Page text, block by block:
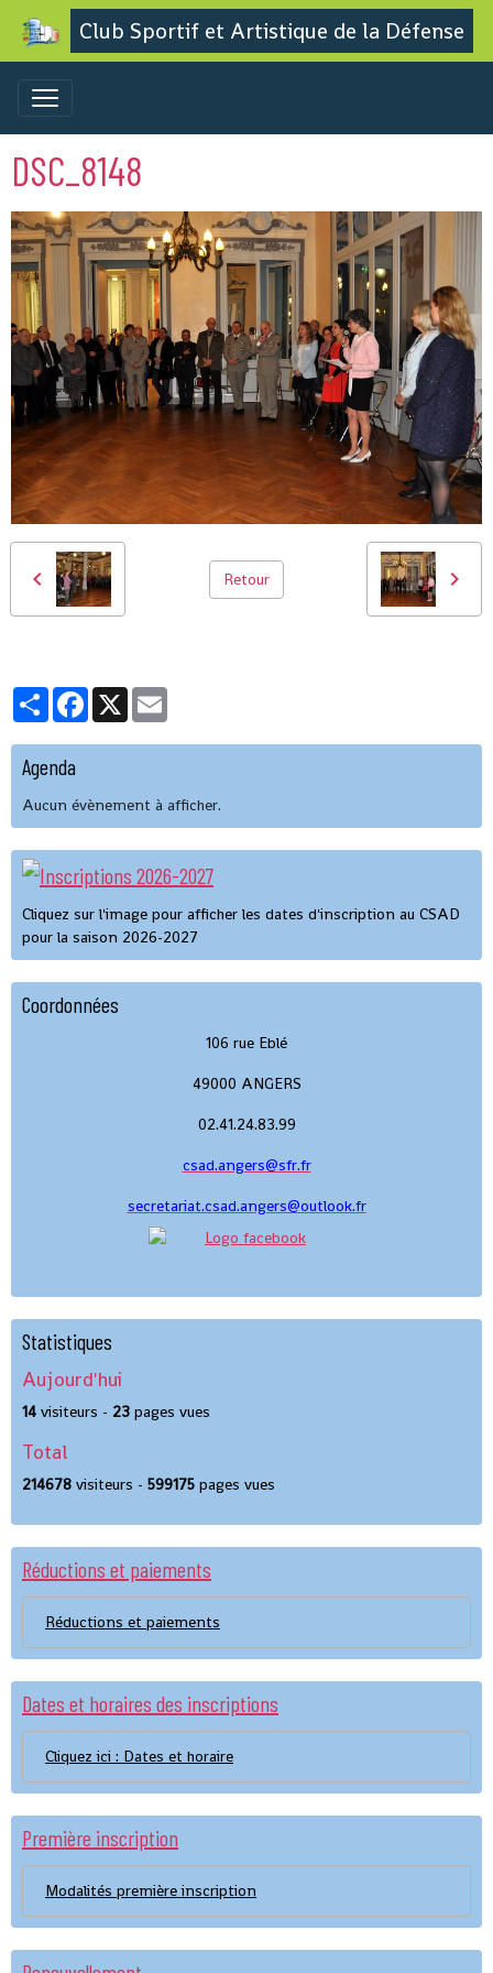
Club Sportif et Artistique de la Défense
DSC_8148
Retour
PartagerFacebook
X
Agenda
Aucun évènement à afficher.
Cliquez sur l'image pour afficher les dates d'inscription au CSAD
pour la saison 2026-2027
Coordonnées
106 rue Eblé
49000 ANGERS
02.41.24.83.99
csad.angers@sfr.fr
secretariat.csad.angers@outlook.fr
Statistiques
Aujourd'hui
14 visiteurs - 23 pages vues
Total
214678 visiteurs - 599175 pages vues
Réductions et paiements
Réductions et paiements
Dates et horaires des inscriptions
Cliquez ici : Dates et horaire
Première inscription
Modalités première inscription